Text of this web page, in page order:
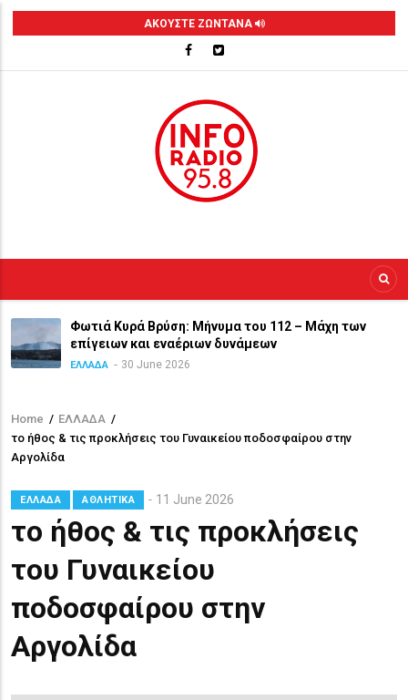
Skip
content
ΑΚΟΥΣΤΕ ΖΩΝΤΑΝΑ
Φωτιά Κυρά Βρύση: Μήνυμα του 112 – Μάχη των
επίγειων και εναέριων δυνάμεων
ΕΛΛΑΔΑ 30 June 2026
Breadcrumb
Home / ΕΛΛΑΔΑ /
το ήθος & τις προκλήσεις του Γυναικείου ποδοσφαίρου στην
Αργολίδα
ΕΛΛΑΔΑ ΑΘΛΗΤΙΚΑ 11 June 2026
το ήθος & τις προκλήσεις
του Γυναικείου
ποδοσφαίρου στην
Αργολίδα